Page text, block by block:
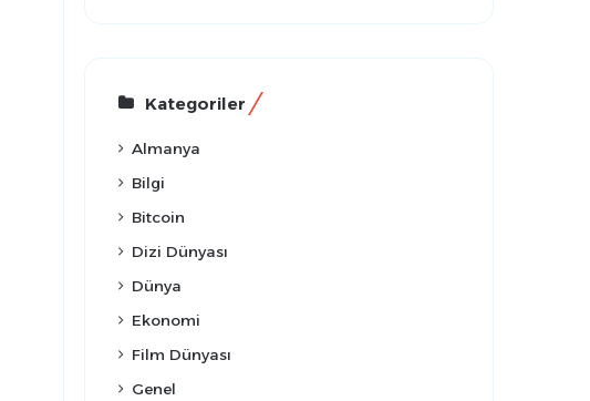
Kategoriler
Almanya
Bilgi
Bitcoin
Dizi Dünyası
Dünya
Ekonomi
Film Dünyası
Genel